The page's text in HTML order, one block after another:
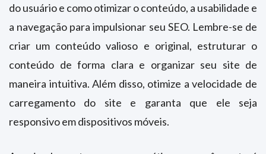
do usuário e como otimizar o conteúdo, a usabilidade e
a navegação para impulsionar seu SEO. Lembre-se de
criar um conteúdo valioso e original, estruturar o
conteúdo de forma clara e organizar seu site de
maneira intuitiva. Além disso, otimize a velocidade de
carregamento do site e garanta que ele seja
responsivo em dispositivos móveis.